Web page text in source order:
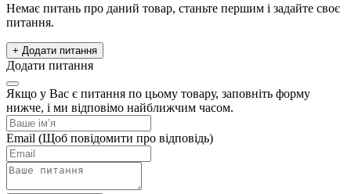
Немає питань про даний товар, станьте першим і задайте своє
питання.
+ Додати питання
Додати питання
Якщо у Вас є питання по цьому товару, заповніть форму
нижче, і ми відповімо найближчим часом.
Email (Щоб повідомити про відповідь)